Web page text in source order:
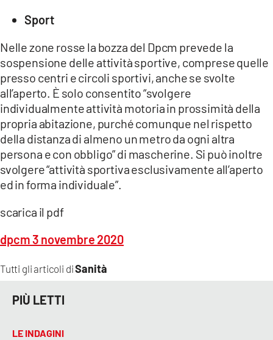
Tutti gli articoli diSanità
Sport
Nelle zone rosse la bozza del Dpcm prevede la
sospensione delle attività sportive, comprese quelle
presso centri e circoli sportivi, anche se svolte
all’aperto. È solo consentito “svolgere
individualmente attività motoria in prossimità della
propria abitazione, purché comunque nel rispetto
della distanza di almeno un metro da ogni altra
persona e con obbligo” di mascherine. Si può inoltre
svolgere “attività sportiva esclusivamente all’aperto
ed in forma individuale”.
scarica il pdf
dpcm 3 novembre 2020
PIÙ LETTI
LE INDAGINI